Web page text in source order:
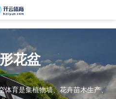
花盆
体育是集植物墙、花卉苗木生产、